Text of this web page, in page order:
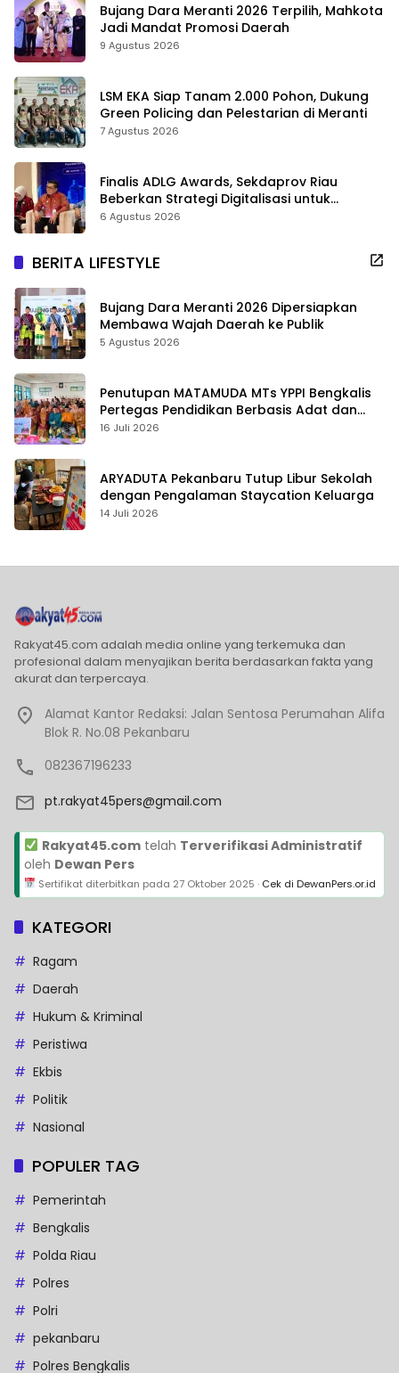
Bujang Dara Meranti 2026 Terpilih, Mahkota
Jadi Mandat Promosi Daerah
9 Agustus 2026
LSM EKA Siap Tanam 2.000 Pohon, Dukung
Green Policing dan Pelestarian di Meranti
7 Agustus 2026
Finalis ADLG Awards, Sekdaprov Riau
Beberkan Strategi Digitalisasi untuk
Tingkatkan Layanan Publik
6 Agustus 2026
BERITA LIFESTYLE
Bujang Dara Meranti 2026 Dipersiapkan
Membawa Wajah Daerah ke Publik
5 Agustus 2026
Penutupan MATAMUDA MTs YPPI Bengkalis
Pertegas Pendidikan Berbasis Adat dan
Karakter
16 Juli 2026
ARYADUTA Pekanbaru Tutup Libur Sekolah
dengan Pengalaman Staycation Keluarga
14 Juli 2026
Rakyat45.com adalah media online yang terkemuka dan
profesional dalam menyajikan berita berdasarkan fakta yang
akurat dan terpercaya.
Alamat Kantor Redaksi: Jalan Sentosa Perumahan Alifa
Blok R. No.08 Pekanbaru
082367196233
pt.rakyat45pers@gmail.com
Rakyat45.comtelah Terverifikasi Administratif
oleh Dewan Pers
Sertifikat diterbitkan pada 27 Oktober 2025 · Cek di DewanPers.or.id
KATEGORI
Ragam
Daerah
Hukum & Kriminal
Peristiwa
Ekbis
Politik
Nasional
POPULER TAG
Pemerintah
Bengkalis
Polda Riau
Polres
Polri
pekanbaru
Polres Bengkalis